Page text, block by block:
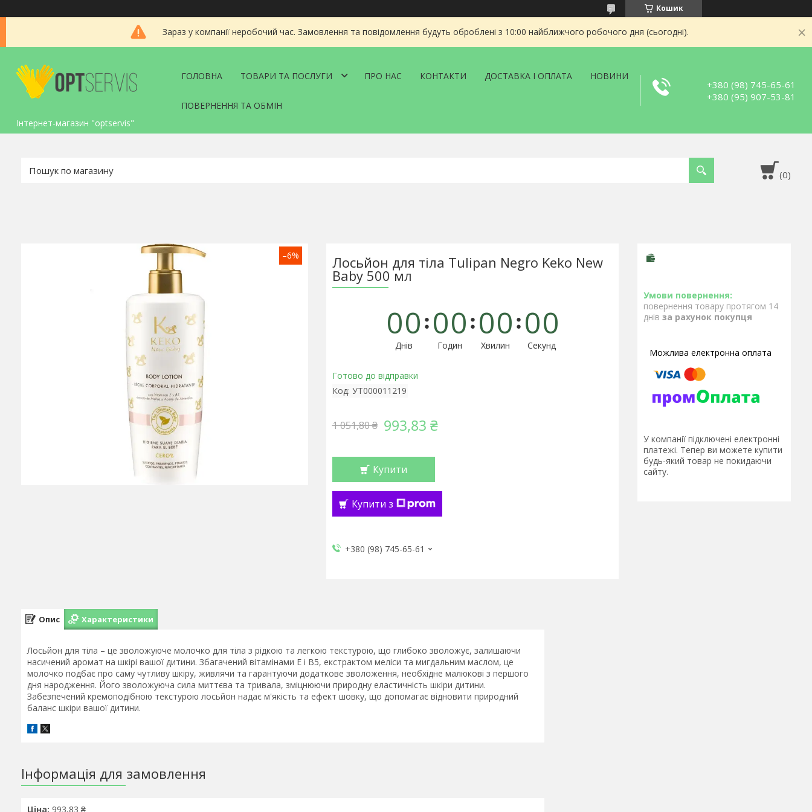
Кошик
Зараз у компанії неробочий час. Замовлення та повідомлення будуть оброблені з 10:00 найближчого робочого дня (сьогодні).
Інтернет-магазин "optservis"
ГОЛОВНА ТОВАРИ ТА ПОСЛУГИ ПРО НАС КОНТАКТИ ДОСТАВКА І ОПЛАТА НОВИНИ
ПОВЕРНЕННЯ ТА ОБМІН
+380 (98) 745-65-61
+380 (95) 907-53-81
–6% Лосьйон для тіла Tulipan Negro Keko New
Baby 500 мл
00
Днів
00
Годин
00
Хвилин
00
Секунд
Готово до відправки
Код: УТ000011219
1 051,80 ₴ 993,83 ₴
Купити
Купити з
+380 (98) 745-65-61
повернення товару протягом 14
днів за рахунок покупця
У компанії підключені електронні
платежі. Тепер ви можете купити
будь-який товар не покидаючи
сайту.
Опис Характеристики
Лосьйон для тіла – це зволожуюче молочко для тіла з рідкою та легкою текстурою, що глибоко зволожує, залишаючи
насичений аромат на шкірі вашої дитини. Збагачений вітамінами E і B5, екстрактом меліси та мигдальним маслом, це
молочко подбає про саму чутливу шкіру, живлячи та гарантуючи додаткове зволоження, необхідне малюкові з першого
дня народження. Його зволожуюча сила миттєва та тривала, зміцнюючи природну еластичність шкіри дитини.
Забезпечений кремоподібною текстурою лосьйон надає м'якість та ефект шовку, що допомагає відновити природний
баланс шкіри вашої дитини.
Інформація для замовлення
Ціна: 993,83 ₴